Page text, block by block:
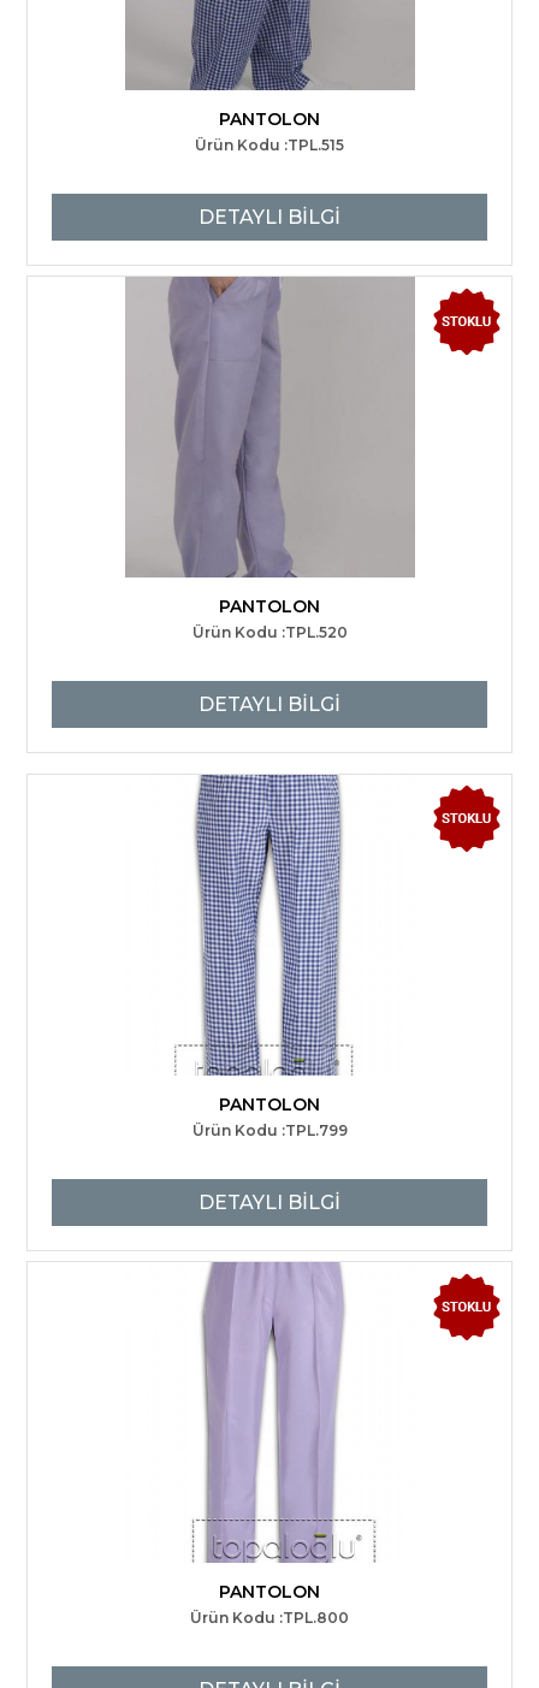
PANTOLON
Ürün Kodu :TPL.515
DETAYLI BİLGİ
PANTOLON
Ürün Kodu :TPL.520
DETAYLI BİLGİ
PANTOLON
Ürün Kodu :TPL.799
DETAYLI BİLGİ
PANTOLON
Ürün Kodu :TPL.800